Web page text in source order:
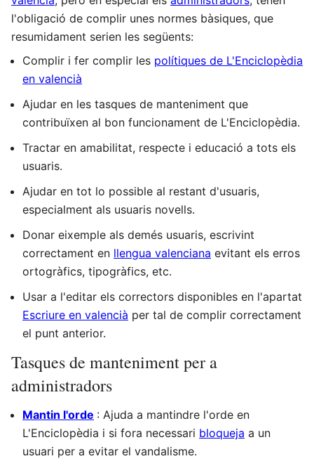
l'obligació de complir unes normes bàsiques, que
resumidament serien les següents:
Complir i fer complir les polítiques de L'Enciclopèdia
en valencià
Ajudar en les tasques de manteniment que
contribuïxen al bon funcionament de L'Enciclopèdia.
Tractar en amabilitat, respecte i educació a tots els
usuaris.
Ajudar en tot lo possible al restant d'usuaris,
especialment als usuaris novells.
Donar eixemple als demés usuaris, escrivint
correctament en llengua valenciana evitant els erros
ortogràfics, tipogràfics, etc.
Usar a l'editar els correctors disponibles en l'apartat
Escriure en valencià per tal de complir correctament
el punt anterior.
Tasques de manteniment per a
administradors
Mantin l'orde : Ajuda a mantindre l'orde en
L'Enciclopèdia i si fora necessari bloqueja a un
usuari per a evitar el vandalisme.